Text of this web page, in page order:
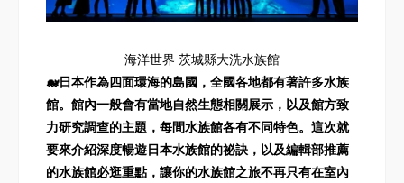
海洋世界 茨城縣大洗水族館
🐋日本作為四面環海的島國，全國各地都有著許多水族
館。館內一般會有當地自然生態相關展示，以及館方致
力研究調查的主題，每間水族館各有不同特色。這次就
要來介紹深度暢遊日本水族館的祕訣，以及編輯部推薦
的水族館必逛重點，讓你的水族館之旅不再只有在室內